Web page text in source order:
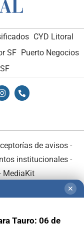
CYD Litoral
SF Puerto Negocios
de avisos -
institucionales-
MediaKit
✕
Tauro: 06 de